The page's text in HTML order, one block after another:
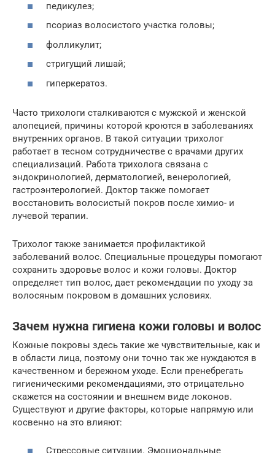
педикулез;
псориаз волосистого участка головы;
фолликулит;
стригущий лишай;
гиперкератоз.
Часто трихологи сталкиваются с мужской и женской
алопецией, причины которой кроются в заболеваниях
внутренних органов. В такой ситуации трихолог
работает в тесном сотрудничестве с врачами других
специализаций. Работа трихолога связана с
эндокринологией, дерматологией, венерологией,
гастроэнтерологией. Доктор также помогает
восстановить волосистый покров после химио- и
лучевой терапии.
Трихолог также занимается профилактикой
заболеваний волос. Специальные процедуры помогают
сохранить здоровье волос и кожи головы. Доктор
определяет тип волос, дает рекомендации по уходу за
волосяным покровом в домашних условиях.
Зачем нужна гигиена кожи головы и волос
Кожные покровы здесь такие же чувствительные, как и
в области лица, поэтому они точно так же нуждаются в
качественном и бережном уходе. Если пренебрегать
гигиеническими рекомендациями, это отрицательно
скажется на состоянии и внешнем виде локонов.
Существуют и другие факторы, которые напрямую или
косвенно на это влияют:
Стрессовые ситуации. Эмоциональные